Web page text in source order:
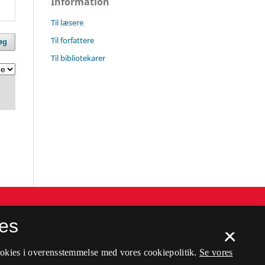
Til læsere
Til forfattere
Til bibliotekarer
×
i overensstemmelse med vores cookiepolitik. Se vores